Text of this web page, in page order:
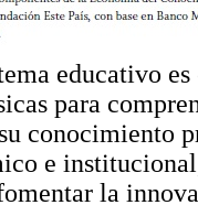
educativo
para
conocimiento
e
la